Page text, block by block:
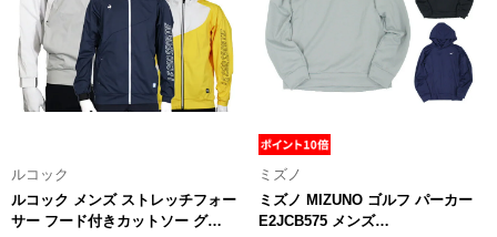
ルコック
ルコック メンズ ストレッチフォー
サー フード付きカットソー グ…
ミズノ
ミズノ MIZUNO ゴルフ パーカー
E2JCB575 メンズ…